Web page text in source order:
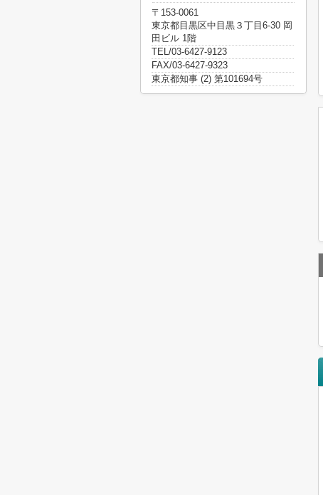
〒153-0061
東京都目黒区中目黒３丁目6-30 岡
田ビル 1階
TEL/03-6427-9123
FAX/03-6427-9323
東京都知事 (2) 第101694号